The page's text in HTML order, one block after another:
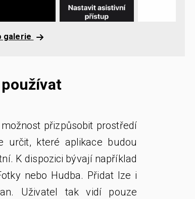
galerie
přizpůsobit prostředí
určit, které aplikace budou
K dispozici bývají například
nebo Hudba. Přidat lze i
Uživatel tak vidí pouze